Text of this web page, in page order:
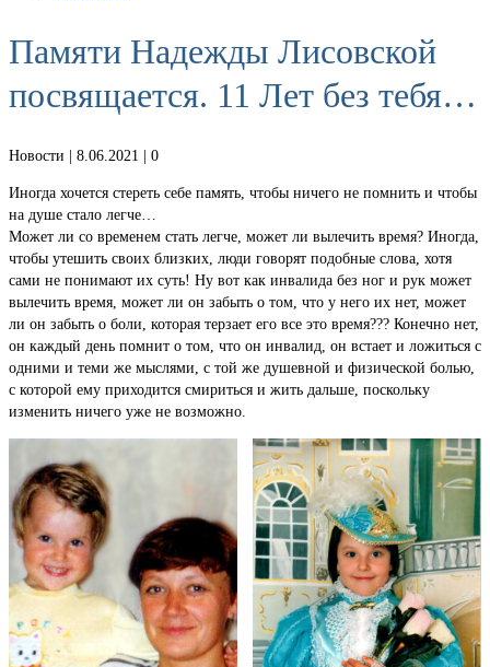
Памяти Надежды Лисовской
посвящается. 11 Лет без тебя…
Новости | 8.06.2021 | 0
Иногда хочется стереть себе память, чтобы ничего не помнить и чтобы
на душе стало легче…
Может ли со временем стать легче, может ли вылечить время? Иногда,
чтобы утешить своих близких, люди говорят подобные слова, хотя
сами не понимают их суть! Ну вот как инвалида без ног и рук может
вылечить время, может ли он забыть о том, что у него их нет, может
ли он забыть о боли, которая терзает его все это время??? Конечно нет,
он каждый день помнит о том, что он инвалид, он встает и ложиться с
одними и теми же мыслями, с той же душевной и физической болью,
с которой ему приходится смириться и жить дальше, поскольку
изменить ничего уже не возможно.